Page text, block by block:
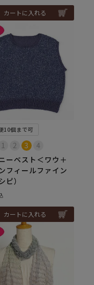
カートに入れる
10個まで可
ーベスト＜ワウ＋
フィールファイン
ピ）
カートに入れる